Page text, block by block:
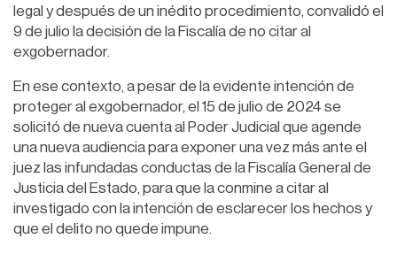
legal y después de un inédito procedimiento, convalidó el
9 de julio la decisión de la Fiscalía de no citar al
exgobernador.
En ese contexto, a pesar de la evidente intención de
proteger al exgobernador, el 15 de julio de 2024 se
solicitó de nueva cuenta al Poder Judicial que agende
una nueva audiencia para exponer una vez más ante el
juez las infundadas conductas de la Fiscalía General de
Justicia del Estado, para que la conmine a citar al
investigado con la intención de esclarecer los hechos y
que el delito no quede impune.